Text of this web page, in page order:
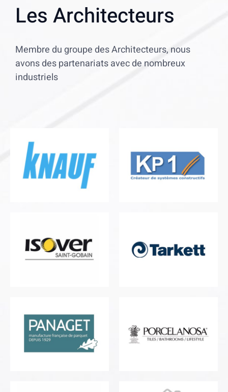
Les Architecteurs
Membre du groupe des Architecteurs, nous
avons des partenariats avec de nombreux
industriels